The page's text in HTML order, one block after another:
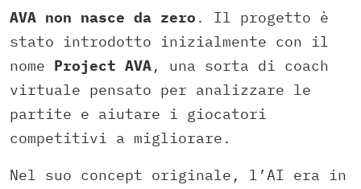
AVA non nasce da zero . Il progetto è
stato introdotto inizialmente con il
nome Project AVA, una sorta di coach
virtuale pensato per analizzare le
partite e aiutare i giocatori
competitivi a migliorare.
Nel suo concept originale, l’AI era in